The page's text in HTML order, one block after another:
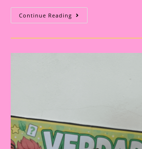
Continue Reading KIT
FOLCLORE
93